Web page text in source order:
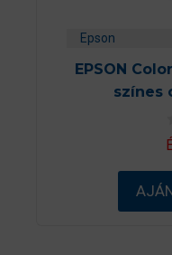
Epson
EPSON
színes
a
-